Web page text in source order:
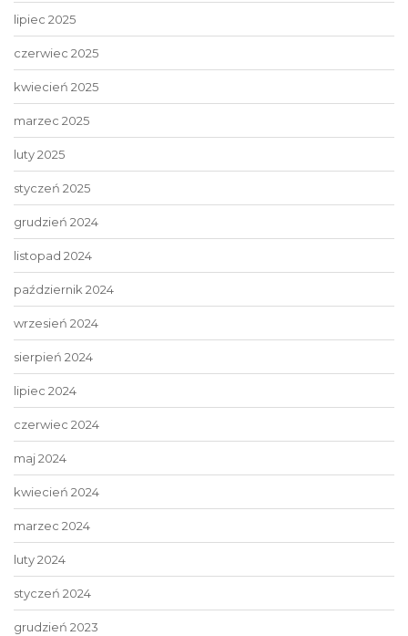
lipiec 2025
czerwiec 2025
kwiecień 2025
marzec 2025
luty 2025
styczeń 2025
grudzień 2024
listopad 2024
październik 2024
wrzesień 2024
sierpień 2024
lipiec 2024
czerwiec 2024
maj 2024
kwiecień 2024
marzec 2024
luty 2024
styczeń 2024
grudzień 2023